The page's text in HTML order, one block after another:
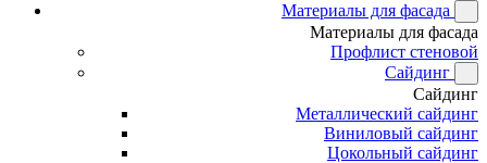
Материалы для фасада
Материалы для фасада
Профлист стеновой
Сайдинг
Сайдинг
Металлический сайдинг
Виниловый сайдинг
Цокольный сайдинг